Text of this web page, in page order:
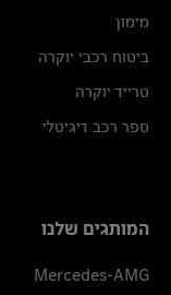
מימון
ביטוח רכבי יוקרה
טרייד יוקרה
ספר רכב דיגיטלי
המותגים שלנו
Mercedes-AMG